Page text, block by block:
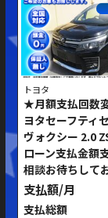
ミッション
ハンドル
トヨタ
★月額支払回数
ヨタセーフティ
ヴォクシー 2.0
ローン支払金額
相談お待ちして
支払額/月
支払総額